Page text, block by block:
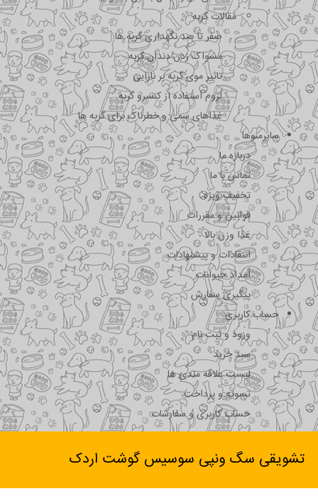
مقالات گربه
صفر تا صد نگهداری گربه ها
مسواک زدن دندان گربه
تاثیر موی گربه بر نازایی
لزوم استفاده از کنسرو گربه
غذاهای سمی و خطرناک برای گربه ها
سایرمنوها
درباره ما
تماس با ما
تخفیف ویژه
قوانین و مقررات
غذا وزن بالا
انتقادات و پیشنهادات
امداد حیوانات
پیگیری سفارش
حساب کاربری
ورود و ثبت نام
سبد خرید
لیست علاقه مندی ها
تسویه و پرداخت
حساب کاربری و سفارشات
تشویقی سگ ونپی سوسیس گوشت اردک